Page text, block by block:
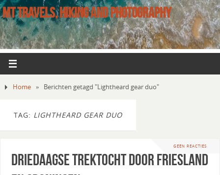
MT TRAVELS, HIKING AND PHOTOGRAPHY
Home » Berichten getagd "Lightheard gear duo"
TAG: LIGHTHEARD GEAR DUO
GEEN REACTIES
Driedaagse trektocht door Friesland